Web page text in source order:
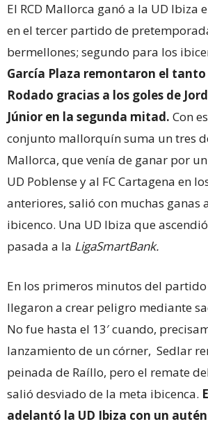
El RCD Mallorca ganó a la UD Ibiza
en el tercer partido de
bermellones; segundo para los
García Plaza remontaron el
Rodado gracias a los goles de
Júnior en la segunda mitad. Con
conjunto mallorquín suma un tres
Mallorca, que venía de ganar por
UD Poblense y al FC Cartagena en
anteriores, salió con muchas ganas
ibicenco. Una UD Ibiza que
pasada a la LigaSmartBank.
En los primeros minutos del
llegaron a crear peligro mediante
No fue hasta el 13′ cuando,
lanzamiento de un córner, Sedlar
peinada de Raíllo, pero el remate
salió desviado de la meta ibicenca.
adelantó la UD Ibiza con un